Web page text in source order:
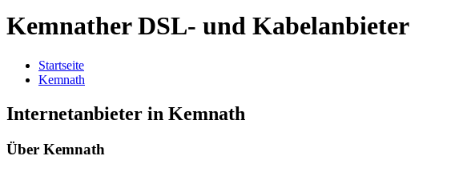
Kemnather DSL- und Kabelanbieter
Startseite
Kemnath
Internetanbieter in Kemnath
Über Kemnath